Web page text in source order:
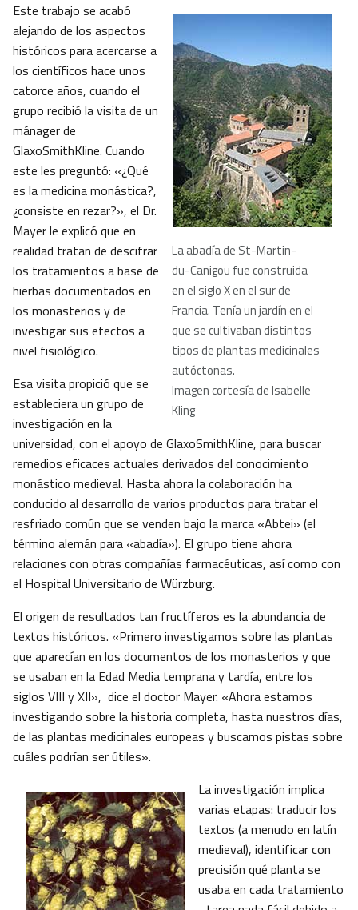
La abadía de St-Martin-
du-Canigou fue construida
en el siglo X en el sur de
Francia. Tenía un jardín en el
que se cultivaban distintos
tipos de plantas medicinales
autóctonas.
Imagen cortesía de Isabelle
Kling
Este trabajo se acabó
alejando de los aspectos
históricos para acercarse a
los científicos hace unos
catorce años, cuando el
grupo recibió la visita de un
mánager de
GlaxoSmithKline. Cuando
este les preguntó: «¿Qué
es la medicina monástica?,
¿consiste en rezar?», el Dr.
Mayer le explicó que en
realidad tratan de descifrar
los tratamientos a base de
hierbas documentados en
los monasterios y de
investigar sus efectos a
nivel fisiológico.
Esa visita propició que se
estableciera un grupo de
investigación en la
universidad, con el apoyo de GlaxoSmithKline, para buscar
remedios eficaces actuales derivados del conocimiento
monástico medieval. Hasta ahora la colaboración ha
conducido al desarrollo de varios productos para tratar el
resfriado común que se venden bajo la marca «Abtei» (el
término alemán para «abadía»). El grupo tiene ahora
relaciones con otras compañías farmacéuticas, así como con
el Hospital Universitario de Würzburg.
El origen de resultados tan fructíferos es la abundancia de
textos históricos. «Primero investigamos sobre las plantas
que aparecían en los documentos de los monasterios y que
se usaban en la Edad Media temprana y tardía, entre los
siglos VIII y XII», dice el doctor Mayer. «Ahora estamos
investigando sobre la historia completa, hasta nuestros días,
de las plantas medicinales europeas y buscamos pistas sobre
cuáles podrían ser útiles».
La investigación implica
varias etapas: traducir los
textos (a menudo en latín
medieval), identificar con
precisión qué planta se
usaba en cada tratamiento